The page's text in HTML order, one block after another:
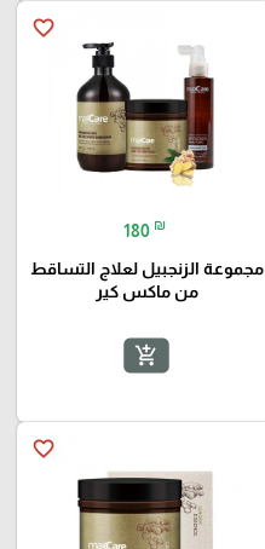
favorite_border
180 ₪
مجموعة الزنجبيل لعلاج التساقط
من ماكس كير
add_shopping_cart
favorite_border